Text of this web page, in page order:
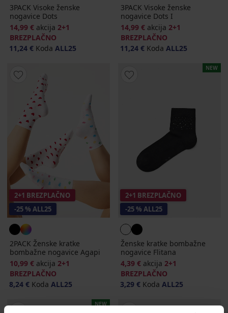
3PACK Visoke ženske
nogavice Dots
14,99 € akcija 2+1
BREZPLAČNO
11,24 € Koda ALL25
3PACK Visoke ženske
nogavice Dots I
14,99 € akcija 2+1
BREZPLAČNO
11,24 € Koda ALL25
2+1 BREZPLAČNO
-25 % ALL25
2PACK Ženske kratke
bombažne nogavice Agapi
10,99 € akcija 2+1
BREZPLAČNO
8,24 € Koda ALL25
NEW
2+1 BREZPLAČNO
-25 % ALL25
Ženske kratke bombažne
nogavice Flitana
4,39 € akcija 2+1
BREZPLAČNO
3,29 € Koda ALL25
NEW